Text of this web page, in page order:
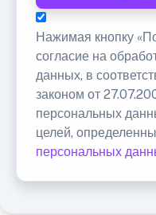
Нажимая кнопку
согласие на
данных, в
законом от
персональных
целей,
персональных